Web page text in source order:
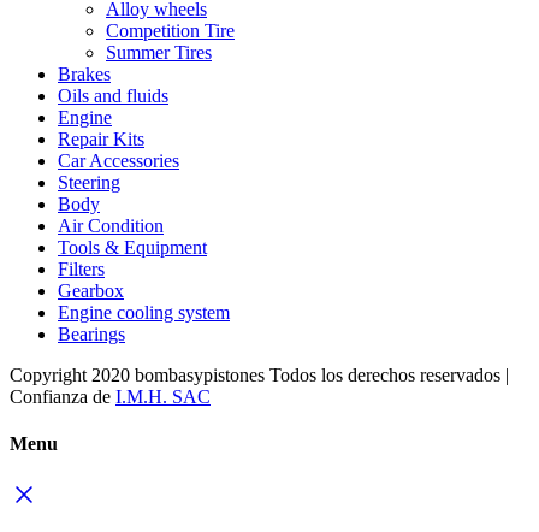
Alloy wheels
Competition Tire
Summer Tires
Brakes
Oils and fluids
Engine
Repair Kits
Car Accessories
Steering
Body
Air Condition
Tools & Equipment
Filters
Gearbox
Engine cooling system
Bearings
Copyright 2020 bombasypistones Todos los derechos reservados |
Confianza de I.M.H. SAC
Menu